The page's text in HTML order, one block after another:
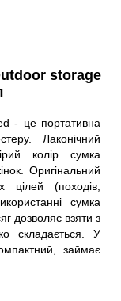
storage
- це портативна
Лаконічний
колір сумка
Оригінальний
цілей (походів,
сумка
дозволяє взяти з
складається. У
займає